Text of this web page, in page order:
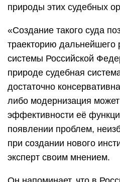
природы этих судебных
«Создание такого суда
траекторию дальнейшего
системы Российской
природе судебная
достаточно
либо модернизация может
эффективности её
появлении проблем,
при создании нового
эксперт своим мнением.